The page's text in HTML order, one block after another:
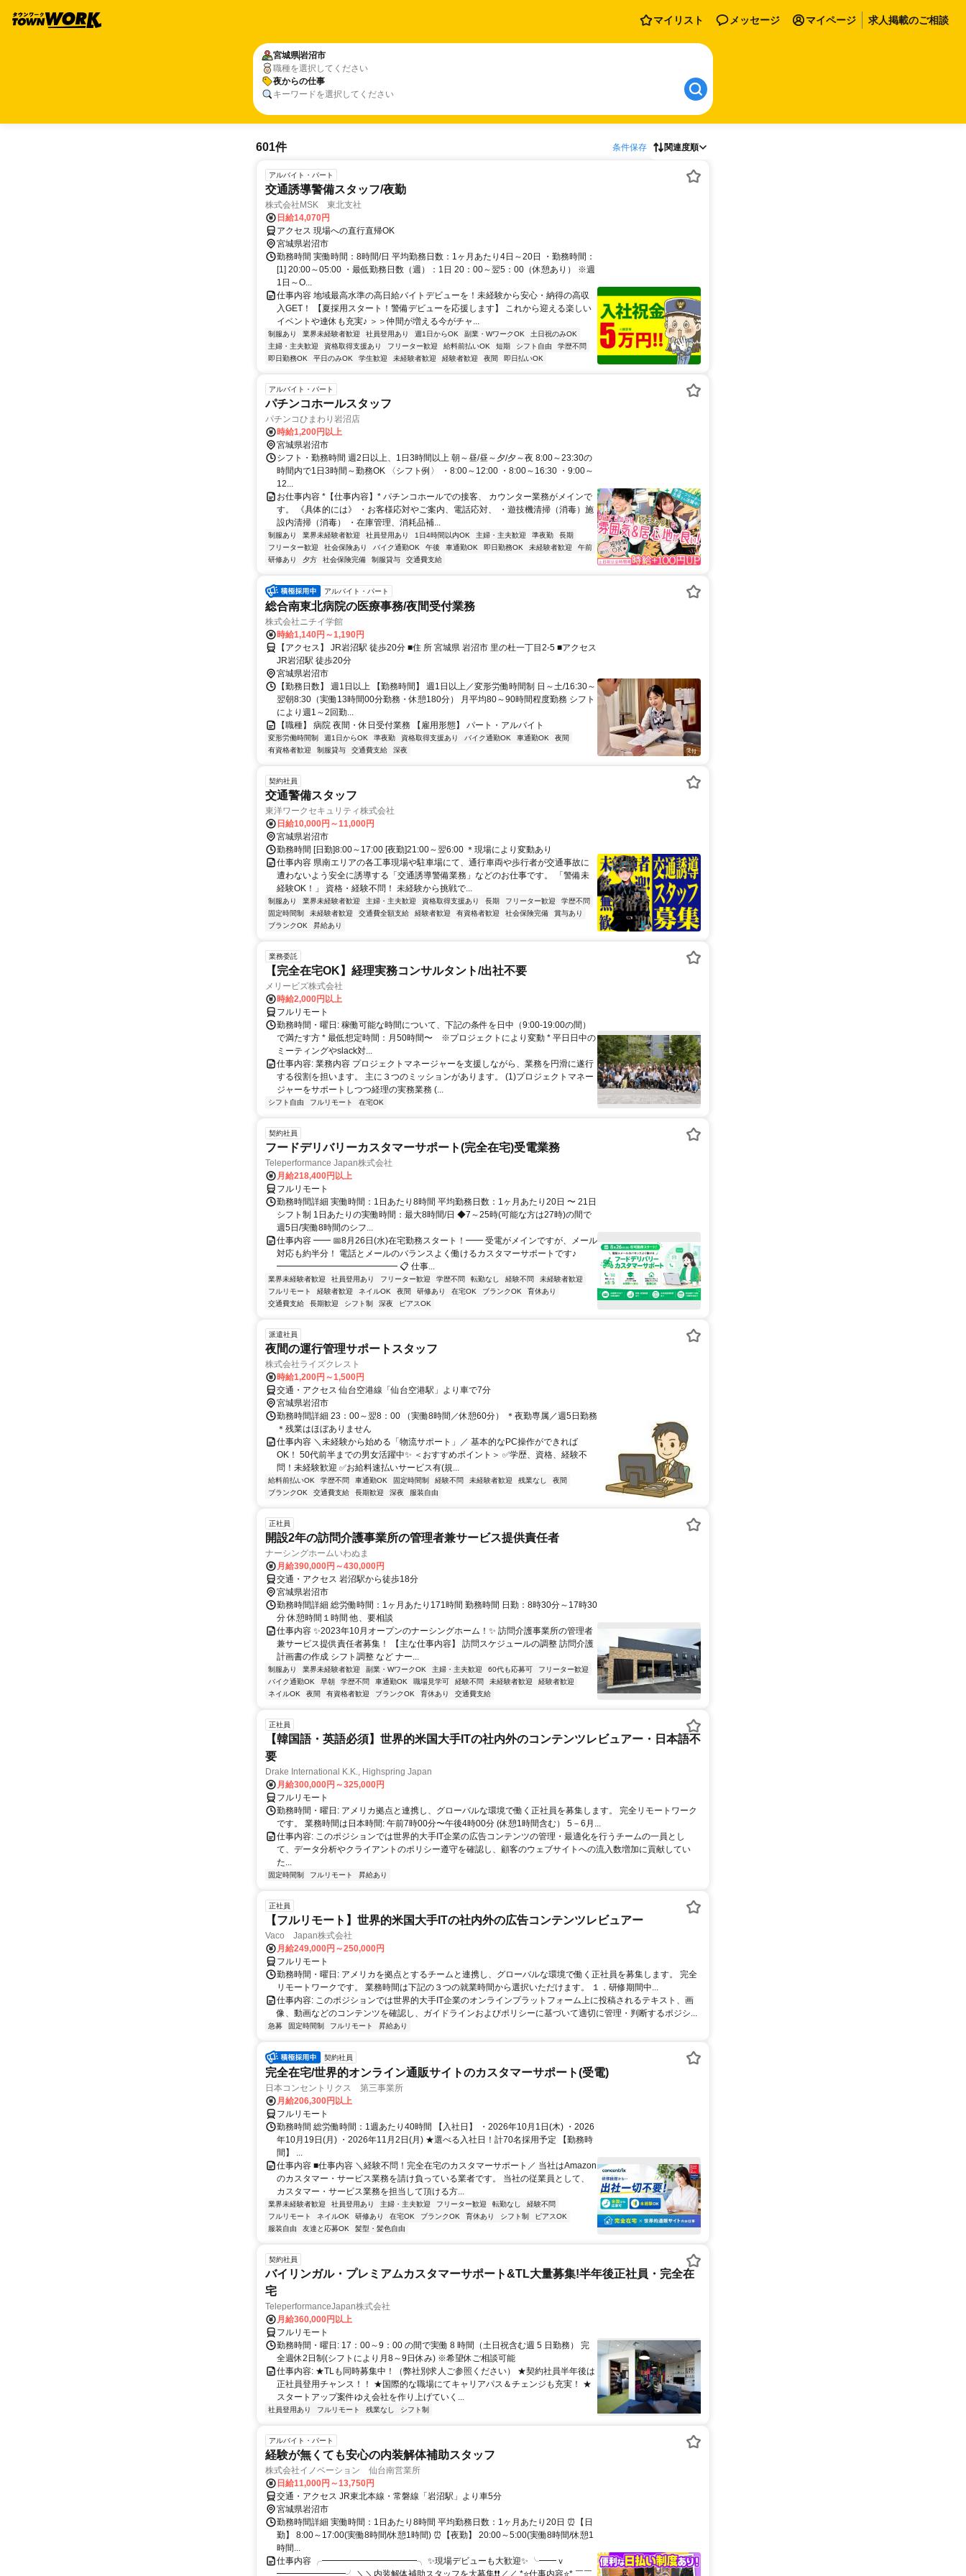
マイリスト メッセージ マイページ 求人掲載のご相談
宮城県岩沼市
職種を選択してください
夜からの仕事
キーワードを選択してください
601件 条件保存 関連度順
アルバイト・パート
交通誘導警備スタッフ/夜勤
株式会社MSK 東北支社
日給14,070円
アクセス 現場への直行直帰OK
宮城県岩沼市
勤務時間 実働時間：8時間/日 平均勤務日数：1ヶ月あたり4日～20日 ・勤務時間：
[1] 20:00～05:00 ・最低勤務日数（週）：1日 20：00～翌5：00（休憩あり） ※週
1日～O...
仕事内容 地域最高水準の高日給バイトデビューを！未経験から安心・納得の高収
入GET！ 【夏採用スタート！警備デビューを応援します】 これから迎える楽しい
イベントや連休も充実♪ ＞＞仲間が増える今がチャ...
制服あり 業界未経験者歓迎 社員登用あり 週1日からOK 副業・WワークOK
土日祝のみOK
主婦・主夫歓迎
資格取得支援あり フリーター歓迎 給料前払いOK 短期 シフト自由
学歴不問
即日勤務OK
平日のみOK 学生歓迎 未経験者歓迎 経験者歓迎 夜間 即日払いOK
アルバイト・パート
パチンコホールスタッフ
パチンコひまわり岩沼店
時給1,200円以上
宮城県岩沼市
シフト・勤務時間 週2日以上、1日3時間以上 朝～昼/昼～夕/夕～夜 8:00～23:30の
時間内で1日3時間～勤務OK 〈シフト例〉 ・8:00～12:00 ・8:00～16:30 ・9:00～
12...
お仕事内容 *【仕事内容】* パチンコホールでの接客、 カウンター業務がメインで
す。 《具体的には》 ・お客様応対やご案内、電話応対、 ・遊技機清掃（消毒）施
設内清掃（消毒） ・在庫管理、消耗品補...
制服あり 業界未経験者歓迎 社員登用あり 1日4時間以内OK 主婦・主夫歓迎 準夜勤
長期
フリーター歓迎
社会保険あり バイク通勤OK 午後 車通勤OK 即日勤務OK 未経験者歓迎
午前
研修あり
夕方 社会保険完備 制服貸与 交通費支給
アルバイト・パート
総合南東北病院の医療事務/夜間受付業務
株式会社ニチイ学館
時給1,140円～1,190円
【アクセス】 JR岩沼駅 徒歩20分 ■住 所 宮城県 岩沼市 里の杜一丁目2-5 ■アクセス
JR岩沼駅 徒歩20分
宮城県岩沼市
【勤務日数】 週1日以上 【勤務時間】 週1日以上／変形労働時間制 日～土/16:30～
翌朝8:30（実働13時間00分勤務・休憩180分） 月平均80～90時間程度勤務 シフト
により週1～2回勤...
【職種】 病院 夜間・休日受付業務 【雇用形態】 パート・アルバイト
変形労働時間制 週1日からOK 準夜勤 資格取得支援あり バイク通勤OK 車通勤OK
夜間
有資格者歓迎
制服貸与 交通費支給 深夜
契約社員
交通警備スタッフ
東洋ワークセキュリティ株式会社
日給10,000円～11,000円
宮城県岩沼市
勤務時間 [日勤]8:00～17:00 [夜勤]21:00～翌6:00 ＊現場により変動あり
仕事内容 県南エリアの各工事現場や駐車場にて、通行車両や歩行者が交通事故に
遭わないよう安全に誘導する「交通誘導警備業務」などのお仕事です。 「警備未
経験OK！」 資格・経験不問！ 未経験から挑戦で...
制服あり 業界未経験者歓迎 主婦・主夫歓迎 資格取得支援あり 長期 フリーター歓迎
学歴不問
固定時間制
未経験者歓迎 交通費全額支給 経験者歓迎 有資格者歓迎 社会保険完備
賞与あり
ブランクOK
昇給あり
業務委託
【完全在宅OK】経理実務コンサルタント/出社不要
メリービズ株式会社
時給2,000円以上
フルリモート
勤務時間・曜日: 稼働可能な時間について、下記の条件を日中（9:00-19:00の間）
で満たす方 * 最低想定時間：月50時間〜 ※プロジェクトにより変動 * 平日日中の
ミーティングやslack対...
仕事内容: 業務内容 プロジェクトマネージャーを支援しながら、業務を円滑に遂行
する役割を担います。 主に３つのミッションがあります。 (1)プロジェクトマネー
ジャーをサポートしつつ経理の実務業務 (...
シフト自由 フルリモート 在宅OK
契約社員
フードデリバリーカスタマーサポート(完全在宅)受電業務
Teleperformance Japan株式会社
月給218,400円以上
フルリモート
勤務時間詳細 実働時間：1日あたり8時間 平均勤務日数：1ヶ月あたり20日 〜 21日
シフト制 1日あたりの実働時間：最大8時間/日 ◆7～25時(可能な方は27時)の間で
週5日/実働8時間のシフ...
仕事内容 ━━ 📅8月26日(水)在宅勤務スタート！━━ 受電がメインですが、メール
対応も約半分！ 電話とメールのバランスよく働けるカスタマーサポートです♪
━━━━━━━━━━━━━━ 📋 仕事...
業界未経験者歓迎 社員登用あり フリーター歓迎 学歴不問 転勤なし 経験不問
未経験者歓迎
フルリモート
経験者歓迎 ネイルOK 夜間 研修あり 在宅OK ブランクOK
育休あり
交通費支給
長期歓迎 シフト制 深夜 ピアスOK
派遣社員
夜間の運行管理サポートスタッフ
株式会社ライズクレスト
時給1,200円～1,500円
交通・アクセス 仙台空港線「仙台空港駅」より車で7分
宮城県岩沼市
勤務時間詳細 23：00～翌8：00 （実働8時間／休憩60分） ＊夜勤専属／週5日勤務
＊残業はほぼありません
仕事内容 ＼未経験から始める「物流サポート」／ 基本的なPC操作ができれば
OK！ 50代前半までの男女活躍中✨ ＜おすすめポイント＞ ✅学歴、資格、経験不
問！未経験歓迎 ✅お給料速払いサービス有(規...
給料前払いOK 学歴不問 車通勤OK 固定時間制 経験不問 未経験者歓迎 残業なし
夜間
ブランクOK
交通費支給 長期歓迎 深夜 服装自由
正社員
開設2年の訪問介護事業所の管理者兼サービス提供責任者
ナーシングホームいわぬま
月給390,000円～430,000円
交通・アクセス 岩沼駅から徒歩18分
宮城県岩沼市
勤務時間詳細 総労働時間：1ヶ月あたり171時間 勤務時間 日勤：8時30分～17時30
分 休憩時間１時間 他、要相談
仕事内容 ✨2023年10月オープンのナーシングホーム！✨ 訪問介護事業所の管理者
兼サービス提供責任者募集！ 【主な仕事内容】 訪問スケジュールの調整 訪問介護
計画書の作成 シフト調整 など ナー...
制服あり 業界未経験者歓迎 副業・WワークOK 主婦・主夫歓迎 60代も応募可
フリーター歓迎
バイク通勤OK
早朝 学歴不問 車通勤OK 職場見学可 経験不問 未経験者歓迎
経験者歓迎
ネイルOK
夜間 有資格者歓迎 ブランクOK 育休あり 交通費支給
正社員
【韓国語・英語必須】世界的米国大手ITの社内外のコンテンツレビュアー・日本語不
要
Drake International K.K., Highspring Japan
月給300,000円～325,000円
フルリモート
勤務時間・曜日: アメリカ拠点と連携し、グローバルな環境で働く正社員を募集します。 完全リモートワーク
です。 業務時間は日本時間: 午前7時00分〜午後4時00分 (休憩1時間含む） 5－6月...
仕事内容: このポジションでは世界的大手IT企業の広告コンテンツの管理・最適化を行うチームの一員とし
て、データ分析やクライアントのポリシー遵守を確認し、顧客のウェブサイトへの流入数増加に貢献してい
た...
固定時間制 フルリモート 昇給あり
正社員
【フルリモート】世界的米国大手ITの社内外の広告コンテンツレビュアー
Vaco Japan株式会社
月給249,000円～250,000円
フルリモート
勤務時間・曜日: アメリカを拠点とするチームと連携し、グローバルな環境で働く正社員を募集します。 完全
リモートワークです。 業務時間は下記の３つの就業時間から選択いただけます。 １．研修期間中...
仕事内容: このポジションでは世界的大手IT企業のオンラインプラットフォーム上に投稿されるテキスト、画
像、動画などのコンテンツを確認し、ガイドラインおよびポリシーに基づいて適切に管理・判断するポジシ...
急募 固定時間制 フルリモート 昇給あり
契約社員
完全在宅/世界的オンライン通販サイトのカスタマーサポート(受電)
日本コンセントリクス 第三事業所
月給206,300円以上
フルリモート
勤務時間 総労働時間：1週あたり40時間 【入社日】 ・2026年10月1日(木) ・2026
年10月19日(月) ・2026年11月2日(月) ★選べる入社日！計70名採用予定 【勤務時
間】 ...
仕事内容 ■仕事内容 ＼経験不問！完全在宅のカスタマーサポート／ 当社はAmazon
のカスタマー・サービス業務を請け負っている業者です。 当社の従業員として、
カスタマー・サービス業務を担当して頂ける方...
業界未経験者歓迎 社員登用あり 主婦・主夫歓迎 フリーター歓迎 転勤なし
経験不問
フルリモート
ネイルOK 研修あり 在宅OK ブランクOK 育休あり シフト制
ピアスOK
服装自由
友達と応募OK 髪型・髪色自由
契約社員
バイリンガル・プレミアムカスタマーサポート&TL大量募集!半年後正社員・完全在
宅
TeleperformanceJapan株式会社
月給360,000円以上
フルリモート
勤務時間・曜日: 17：00～9：00 の間で実働 8 時間（土日祝含む週 5 日勤務） 完
全週休2日制(シフトにより月8～9日休み) ※希望休ご相談可能
仕事内容: ★TLも同時募集中！（弊社別求人ご参照ください） ★契約社員半年後は
正社員登用チャンス！！ ★国際的な職場にてキャリアパス＆チェンジも充実！ ★
スタートアップ案件ゆえ会社を作り上げていく...
社員登用あり フルリモート 残業なし シフト制
アルバイト・パート
経験が無くても安心の内装解体補助スタッフ
株式会社イノベーション 仙台南営業所
日給11,000円～13,750円
交通・アクセス JR東北本線・常磐線「岩沼駅」より車5分
宮城県岩沼市
勤務時間詳細 実働時間：1日あたり8時間 平均勤務日数：1ヶ月あたり20日 ⏰【日
勤】 8:00～17:00(実働8時間/休憩1時間) ⏰【夜勤】 20:00～5:00(実働8時間/休憩1
時間...
仕事内容 ╭━━━━━━━━━━━╮ ✨現場デビューも大歓迎✨ ╰━━ｖ
━━━━━━━━╯ ＼＼内装解体補助スタッフを大募集❗❗／／ *⭐仕事内容⭐* ￣￣